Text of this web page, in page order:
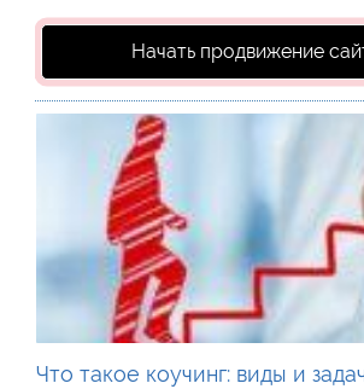
Начать продвижение
Что такое коучинг: виды и